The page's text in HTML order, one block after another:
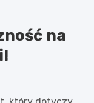
na